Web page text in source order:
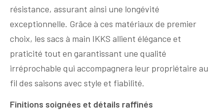
résistance, assurant ainsi une longévité
exceptionnelle. Grâce à ces matériaux de premier
choix, les sacs à main IKKS allient élégance et
praticité tout en garantissant une qualité
irréprochable qui accompagnera leur propriétaire au
fil des saisons avec style et fiabilité.
Finitions soignées et détails raffinés